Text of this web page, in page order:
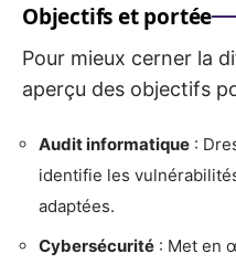
Objectifs et portée
Pour mieux cerner la
aperçu des objectifs
Audit informatique :
identifie les
adaptées.
Cybersécurité : Met en